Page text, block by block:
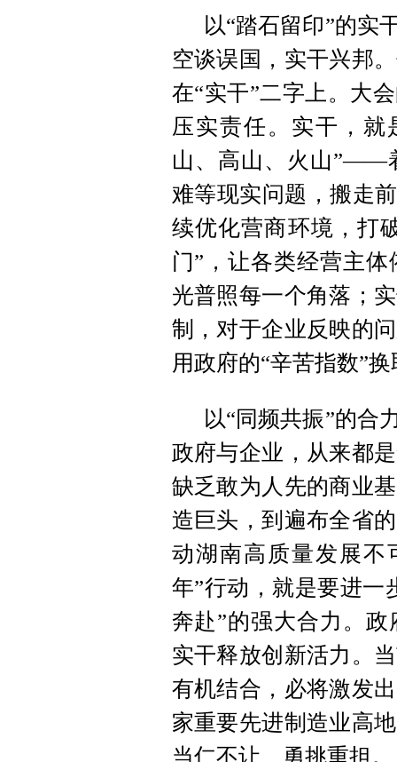
以“踏石留印”的实
空谈误国，实干兴邦
在“实干”二字上。大
压实责任。实干，就
山、高山、火山”——
难等现实问题，搬走
续优化营商环境，打
门”，让各类经营主
光普照每一个角落；
制，对于企业反映的
用政府的“辛苦指数”
以“同频共振”的合
政府与企业，从来都
缺乏敢为人先的商业
造巨头，到遍布全省
动湖南高质量发展不
年”行动，就是要进一
奔赴”的强大合力。
实干释放创新活力。
有机结合，必将激发
家重要先进制造业高
当仁不让、勇挑重担。